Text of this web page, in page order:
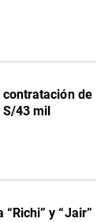
de
43 mil
y “Jair”